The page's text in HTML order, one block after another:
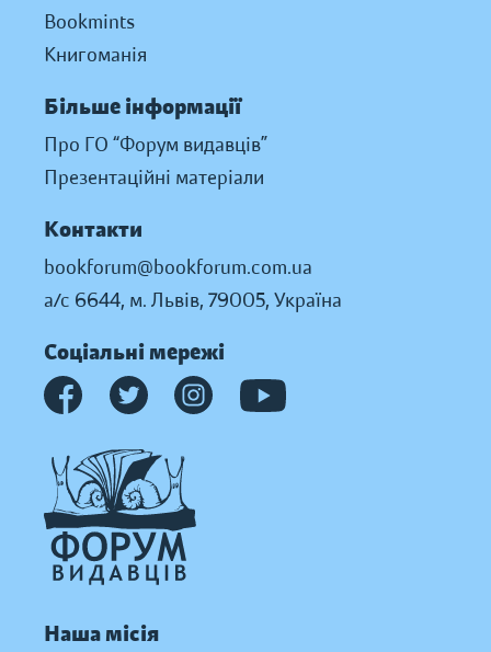
Bookmints
Книгоманія
Більше інформації
Про ГО “Форум видавців”
Презентаційні матеріали
Контакти
bookforum@bookforum.com.ua
а/с 6644, м. Львів, 79005, Україна
Соціальні мережі
Наша місія